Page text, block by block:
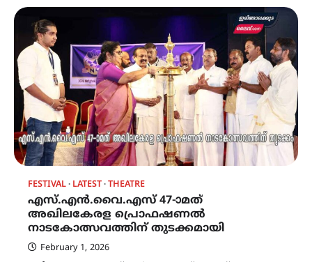
FESTIVAL LATEST THEATRE
എസ്.എൻ.വൈ.എസ് 47-ാമത്
അഖിലകേരള പ്രൊഫഷണൽ
നാടകോത്സവത്തിന് തുടക്കമായി
February 1, 2026